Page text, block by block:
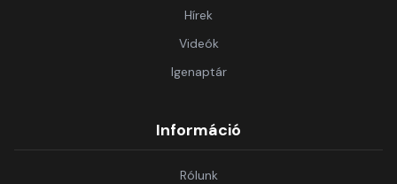
Hírek
Videók
Igenaptár
Információ
Rólunk